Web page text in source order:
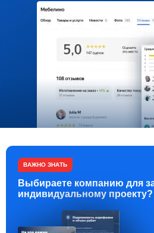
ВАЖНО ЗНАТЬ
Выбираете компанию для
индивидуальному проекту?